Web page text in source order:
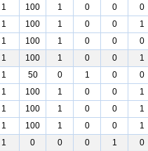
1 100 1 0 0
0
1 100 1 0 0
1
1 100 1 0 0
0
1 100 1 0 0
1
1 50 0 1 0
0
1 100 1 0 0
1
1 100 1 0 0
1
1 100 1 0 0
1
1 0 0 0 1
0